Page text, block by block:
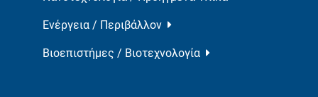
Ενέργεια / Περιβάλλον
Βιοεπιστήμες / Βιοτεχνολογία